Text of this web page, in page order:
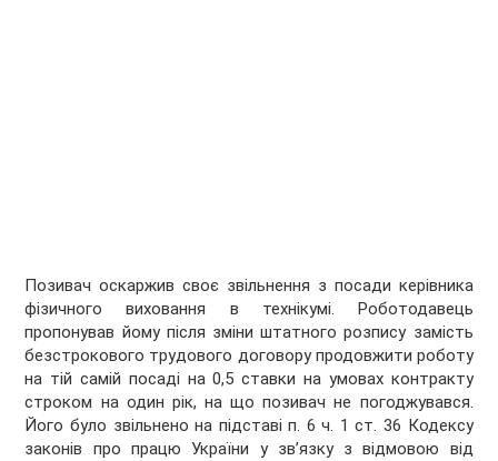
Позивач оскаржив своє звільнення з посади керівника
фізичного виховання в технікумі. Роботодавець
пропонував йому після зміни штатного розпису замість
безстрокового трудового договору продовжити роботу
на тій самій посаді на 0,5 ставки на умовах контракту
строком на один рік, на що позивач не погоджувався.
Його було звільнено на підставі п. 6 ч. 1 ст. 36 Кодексу
законів про працю України у зв’язку з відмовою від